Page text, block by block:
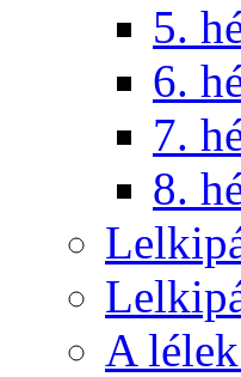
5.
6.
7.
8.
A lélek